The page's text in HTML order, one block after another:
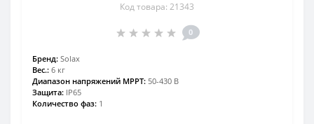
Код товара: 21343
0
Бренд: Solax
Вес.: 6 кг
Диапазон напряжений MPPT: 50-430 В
Защита: IP65
Количество фаз: 1